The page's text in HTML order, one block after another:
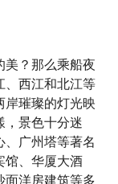
美？那么乘船夜
、西江和北江等
岸璀璨的灯光映
，景色十分迷
、广州塔等著名
馆、华厦大酒
面洋房建筑等多